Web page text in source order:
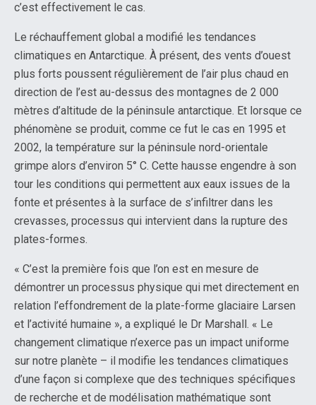
c’est effectivement le cas.
Le réchauffement global a modifié les tendances
climatiques en Antarctique. À présent, des vents d’ouest
plus forts poussent régulièrement de l’air plus chaud en
direction de l’est au-dessus des montagnes de 2 000
mètres d’altitude de la péninsule antarctique. Et lorsque ce
phénomène se produit, comme ce fut le cas en 1995 et
2002, la température sur la péninsule nord-orientale
grimpe alors d’environ 5° C. Cette hausse engendre à son
tour les conditions qui permettent aux eaux issues de la
fonte et présentes à la surface de s’infiltrer dans les
crevasses, processus qui intervient dans la rupture des
plates-formes.
« C’est la première fois que l’on est en mesure de
démontrer un processus physique qui met directement en
relation l’effondrement de la plate-forme glaciaire Larsen
et l’activité humaine », a expliqué le Dr Marshall. « Le
changement climatique n’exerce pas un impact uniforme
sur notre planète – il modifie les tendances climatiques
d’une façon si complexe que des techniques spécifiques
de recherche et de modélisation mathématique sont